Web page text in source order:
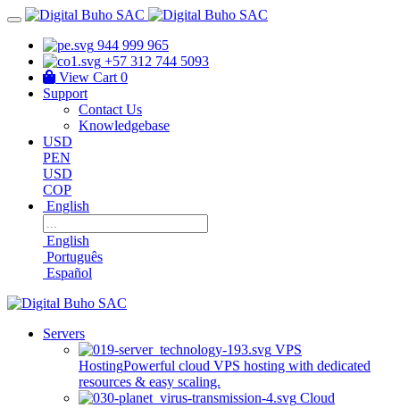
944 999 965
+57 312 744 5093
View Cart 0
Support
Contact Us
Knowledgebase
USD
PEN
USD
COP
English
English
Português
Español
Servers
VPS
HostingPowerful cloud VPS hosting with dedicated
resources & easy scaling.
Cloud